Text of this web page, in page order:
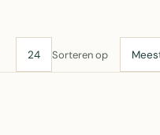
Sorteren op